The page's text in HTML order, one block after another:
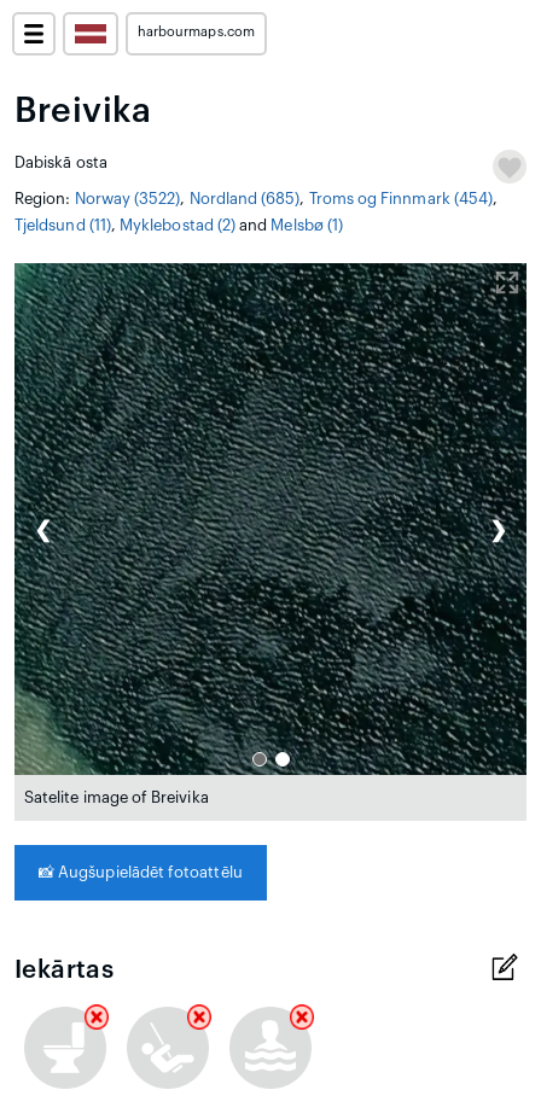
harbourmaps.com
Breivika
Dabiskā osta
Region: Norway (3522), Nordland (685), Troms og Finnmark (454),
Tjeldsund (11), Myklebostad (2) and Melsbø (1)
❮ ❯
Satelite image of Breivika
📸 Augšupielādēt fotoattēlu
Iekārtas